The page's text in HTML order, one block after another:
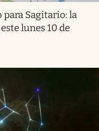
para Sagitario: la
lunes 10 de